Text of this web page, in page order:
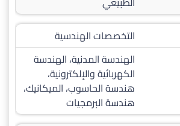
التخصصات الهندسية
الهندسة المدنية، الهندسة
الكهربائية والإلكترونية،
هندسة الحاسوب، الميكانيك،
هندسة البرمجيات